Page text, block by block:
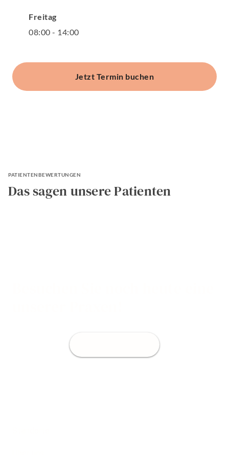
Freitag
08:00 - 14:00
Jetzt Termin buchen
PATIENTENBEWERTUNGEN
Das sagen unsere Patienten